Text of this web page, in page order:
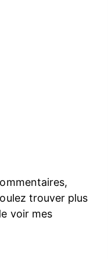
trouver plus
voir mes